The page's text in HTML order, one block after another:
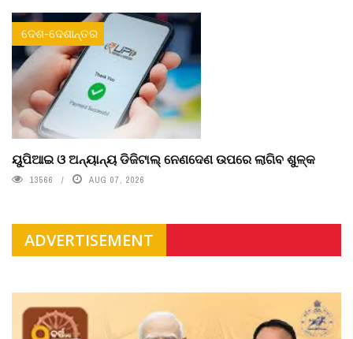
ଦେଶ-ଦେଶାନ୍ତର
ୟୁପିଆଇ ଓ ଅନ୍ୟାନ୍ୟ ଡିଜିଟାଲ୍ ନେଣଦେଣ ଉପରେ ଲାଗିବ ଶୁଳ୍କ
13566 AUG 07, 2026
ADVERTISEMENT